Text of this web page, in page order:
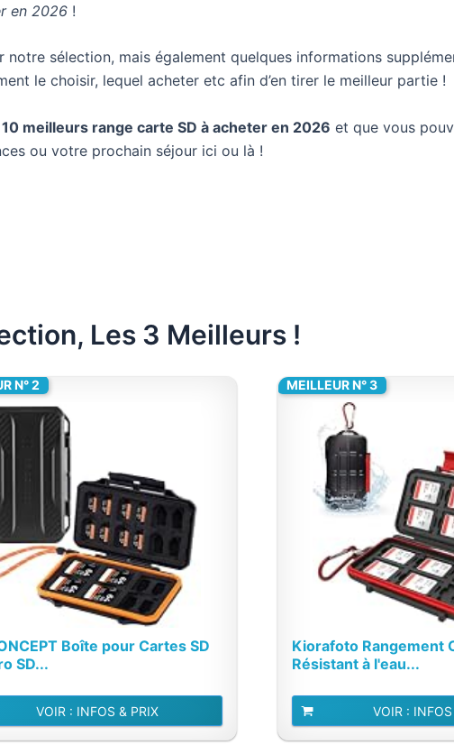
en 2026 !
sélection, mais également quelques informations
le choisir, lequel acheter etc afin d’en tirer le meilleur partie !
10 meilleurs range carte SD à acheter en 2026 et que vous
ou votre prochain séjour ici ou là !
Les 3 Meilleurs !
N° 2
Boîte pour Cartes SD
SD...
VOIR : INFOS & PRIX
MEILLEUR N° 3
Kiorafoto Rangement
Résistant à l'eau...
VOIR :